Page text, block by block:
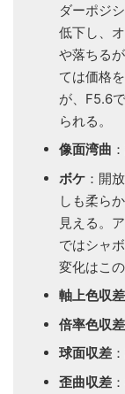
ダーポジ
低下し、
や落ちる
ては価格
が、F5.6
られる。
像面湾曲
ボケ ：開
しも柔ら
見える。
ではシャ
変化はこ
軸上色収差
倍率色収差
球面収差
歪曲収差